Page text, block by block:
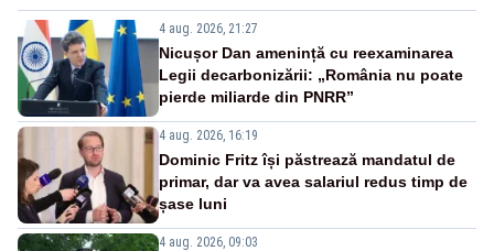
4 aug. 2026, 21:27
Nicușor Dan amenință cu reexaminarea
Legii decarbonizării: „România nu poate
pierde miliarde din PNRR”
4 aug. 2026, 16:19
Dominic Fritz își păstrează mandatul de
primar, dar va avea salariul redus timp de
șase luni
4 aug. 2026, 09:03